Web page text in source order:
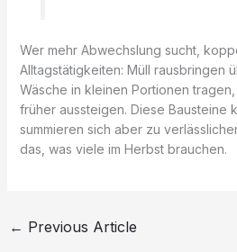
Wer mehr Abwechslung sucht,
Alltagstätigkeiten: Müll rausbringen
Wäsche in kleinen Portionen
früher aussteigen. Diese Bausteine
summieren sich aber zu
das, was viele im Herbst brauchen.
← Previous Article